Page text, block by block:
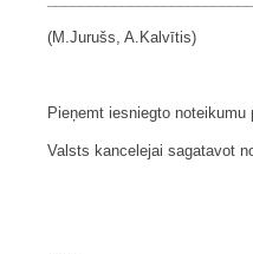
(M.Jurušs, A.Kalvītis)
Pieņemt iesniegto noteikumu
Valsts kancelejai sagatavot